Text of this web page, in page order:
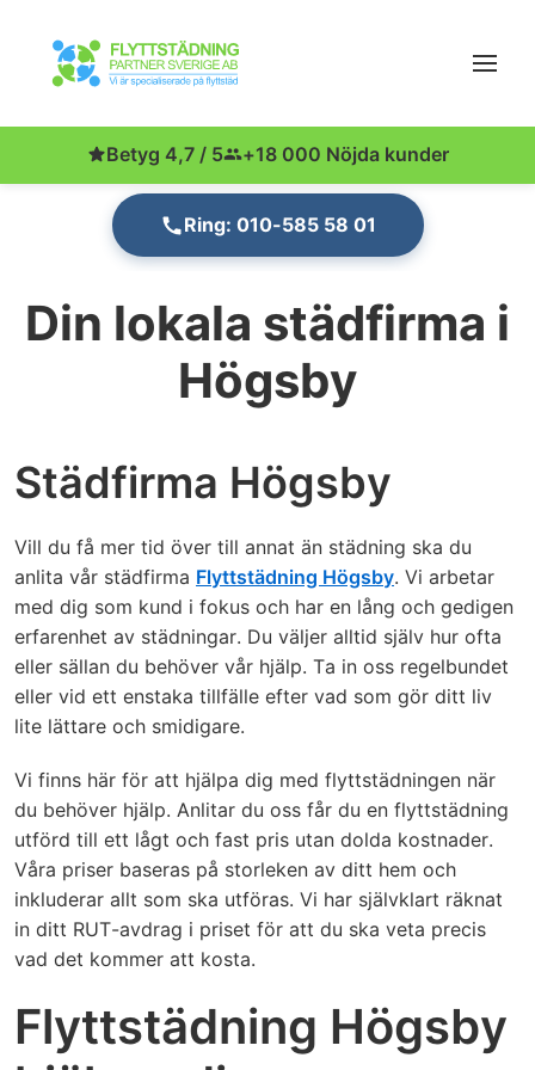
Betyg 4,7 / 5 +18 000 Nöjda kunder
Ring: 010-585 58 01
Din lokala städfirma i
Högsby
Städfirma Högsby
Vill du få mer tid över till annat än städning ska du
anlita vår städfirma Flyttstädning Högsby. Vi arbetar
med dig som kund i fokus och har en lång och gedigen
erfarenhet av städningar. Du väljer alltid själv hur ofta
eller sällan du behöver vår hjälp. Ta in oss regelbundet
eller vid ett enstaka tillfälle efter vad som gör ditt liv
lite lättare och smidigare.
Vi finns här för att hjälpa dig med flyttstädningen när
du behöver hjälp. Anlitar du oss får du en flyttstädning
utförd till ett lågt och fast pris utan dolda kostnader.
Våra priser baseras på storleken av ditt hem och
inkluderar allt som ska utföras. Vi har självklart räknat
in ditt RUT-avdrag i priset för att du ska veta precis
vad det kommer att kosta.
Flyttstädning Högsby